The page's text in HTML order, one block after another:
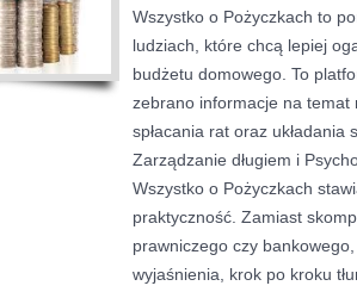
Wszystko o Pożyczkach to
ludziach, które chcą lepiej
budżetu domowego. To
zebrano informacje na temat
spłacania rat oraz
Zarządzanie długiem i
Wszystko o Pożyczkach
praktyczność. Zamiast
prawniczego czy
wyjaśnienia, krok po kroku